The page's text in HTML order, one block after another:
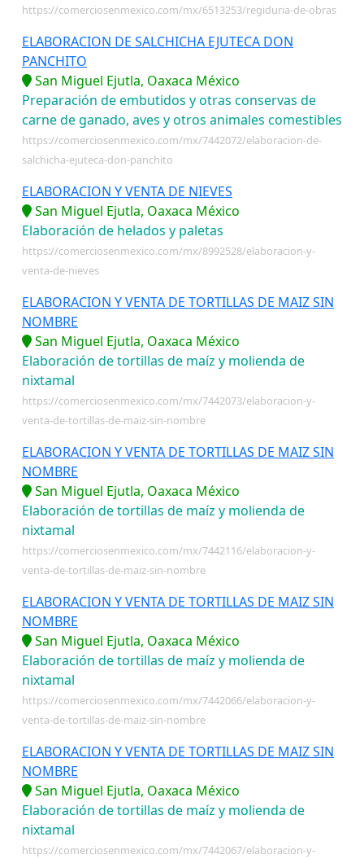
https://comerciosenmexico.com/mx/6513253/regiduria-de-obras
ELABORACION DE SALCHICHA EJUTECA DON
PANCHITO
San Miguel Ejutla, Oaxaca México
Preparación de embutidos y otras conservas de
carne de ganado, aves y otros animales comestibles
https://comerciosenmexico.com/mx/7442072/elaboracion-de-
salchicha-ejuteca-don-panchito
ELABORACION Y VENTA DE NIEVES
San Miguel Ejutla, Oaxaca México
Elaboración de helados y paletas
https://comerciosenmexico.com/mx/8992528/elaboracion-y-
venta-de-nieves
ELABORACION Y VENTA DE TORTILLAS DE MAIZ SIN
NOMBRE
San Miguel Ejutla, Oaxaca México
Elaboración de tortillas de maíz y molienda de
nixtamal
https://comerciosenmexico.com/mx/7442073/elaboracion-y-
venta-de-tortillas-de-maiz-sin-nombre
ELABORACION Y VENTA DE TORTILLAS DE MAIZ SIN
NOMBRE
San Miguel Ejutla, Oaxaca México
Elaboración de tortillas de maíz y molienda de
nixtamal
https://comerciosenmexico.com/mx/7442116/elaboracion-y-
venta-de-tortillas-de-maiz-sin-nombre
ELABORACION Y VENTA DE TORTILLAS DE MAIZ SIN
NOMBRE
San Miguel Ejutla, Oaxaca México
Elaboración de tortillas de maíz y molienda de
nixtamal
https://comerciosenmexico.com/mx/7442066/elaboracion-y-
venta-de-tortillas-de-maiz-sin-nombre
ELABORACION Y VENTA DE TORTILLAS DE MAIZ SIN
NOMBRE
San Miguel Ejutla, Oaxaca México
Elaboración de tortillas de maíz y molienda de
nixtamal
https://comerciosenmexico.com/mx/7442067/elaboracion-y-